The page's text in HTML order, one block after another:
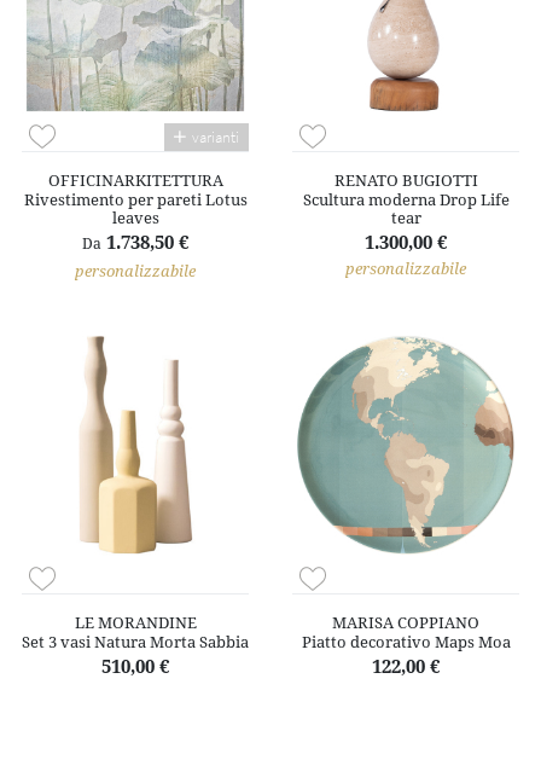
varianti
OFFICINARKITETTURA
Rivestimento per pareti Lotus
leaves
Da 1.738,50 €
personalizzabile
RENATO BUGIOTTI
Scultura moderna Drop Life
tear
1.300,00 €
personalizzabile
LE MORANDINE
Set 3 vasi Natura Morta Sabbia
510,00 €
MARISA COPPIANO
Piatto decorativo Maps Moa
122,00 €